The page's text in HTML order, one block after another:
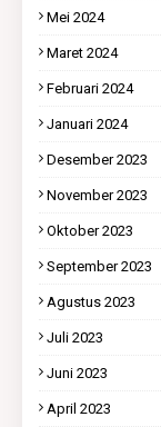
Mei 2024
Maret 2024
Februari 2024
Januari 2024
Desember 2023
November 2023
Oktober 2023
September 2023
Agustus 2023
Juli 2023
Juni 2023
April 2023